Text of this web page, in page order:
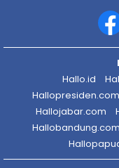
Hallo.id
Hallopresiden.com
Hallojabar.com
Hallobandung.com